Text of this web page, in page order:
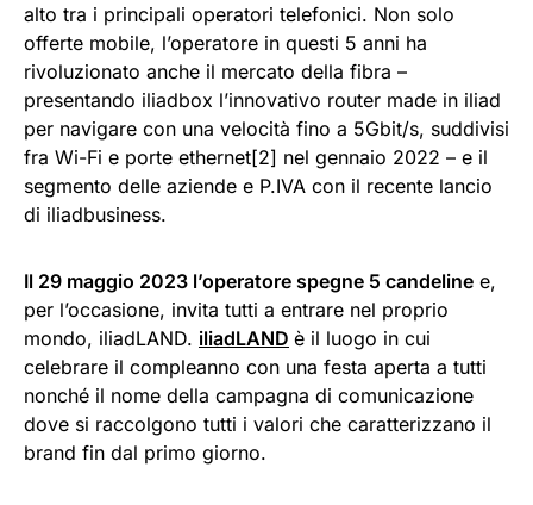
alto tra i principali operatori telefonici. Non solo
offerte mobile, l’operatore in questi 5 anni ha
rivoluzionato anche il mercato della fibra –
presentando iliadbox l’innovativo router made in iliad
per navigare con una velocità fino a 5Gbit/s, suddivisi
fra Wi-Fi e porte ethernet[2] nel gennaio 2022 – e il
segmento delle aziende e P.IVA con il recente lancio
di iliadbusiness.
Il 29 maggio 2023 l’operatore spegne 5 candeline e,
per l’occasione, invita tutti a entrare nel proprio
mondo, iliadLAND. iliadLAND è il luogo in cui
celebrare il compleanno con una festa aperta a tutti
nonché il nome della campagna di comunicazione
dove si raccolgono tutti i valori che caratterizzano il
brand fin dal primo giorno.